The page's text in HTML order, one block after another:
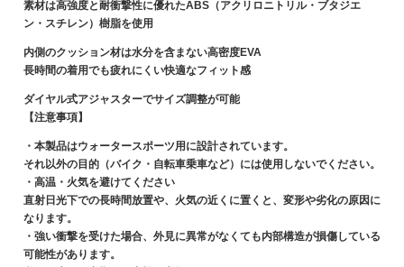
素材は高強度と耐衝撃性に優れたABS（アクリロニトリル・ブタジエ
ン・スチレン）樹脂を使用
内側のクッション材は水分を含まない高密度EVA
長時間の着用でも疲れにくい快適なフィット感
ダイヤル式アジャスターでサイズ調整が可能
【注意事項】
・本製品はウォータースポーツ用に設計されています。
それ以外の目的（バイク・自転車乗車など）には使用しないでください。
・高温・火気を避けてください
直射日光下での長時間放置や、火気の近くに置くと、変形や劣化の原因に
なります。
・強い衝撃を受けた場合、外見に異常がなくても内部構造が損傷している
可能性があります。